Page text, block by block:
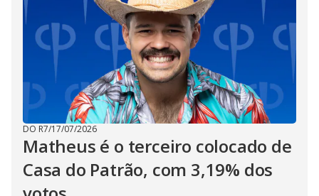
DO R7/17/07/2026
Matheus é o terceiro colocado de
Casa do Patrão, com 3,19% dos